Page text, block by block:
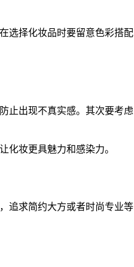
选择化妆品时要留意色彩搭配
止出现不真实感。其次要考虑
化妆更具魅力和感染力。
追求简约大方或者时尚专业等